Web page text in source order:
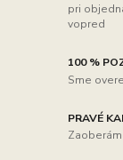
pri
vopred
100 %
Sme
PRAVÉ